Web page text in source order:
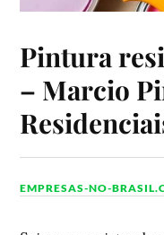
Pintura
– Marcio
EMPRESAS-NO-